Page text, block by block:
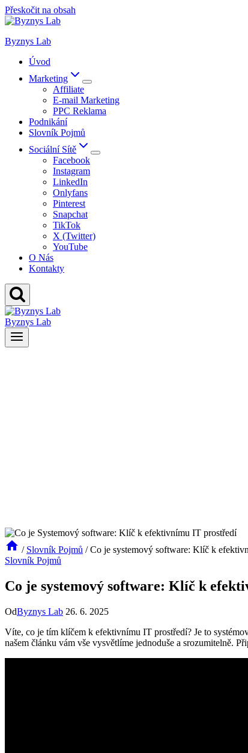
Přeskočit na obsah
Byznys Lab
Úvod
Marketing
Affiliate
E-mail Marketing
PPC Reklama
Podnikání
Slovník Pojmů
Sociální Sítě
Facebook
Instagram
LinkedIn
Onlyfans
Pinterest
Snapchat
TikTok
X (Twitter)
YouTube
O Nás
Kontakty
Byznys Lab
/ Slovník Pojmů / Co je systemový software: Klíč k
Slovník Pojmů
Co je systemový software: Klíč k
OdByznys Lab 26. 6. 2025
Víte, co je tím klíčem k efektivnímu IT prostředí? Je to
našem článku vám vše vysvětlíme jednoduše a srozumitelně.